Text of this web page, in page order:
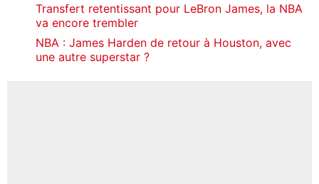
Transfert retentissant pour LeBron James, la NBA
va encore trembler
NBA : James Harden de retour à Houston, avec
une autre superstar ?